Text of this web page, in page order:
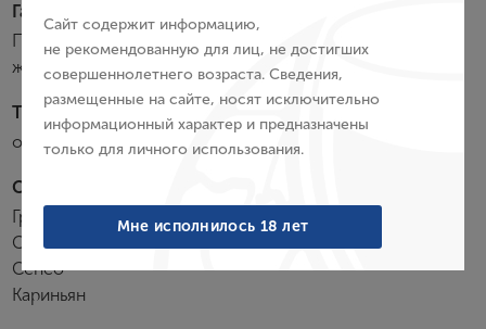
Гастрономия:
Прекрасно сочетается с жареной морской рыбой или
жареными бараньими отбивными с травами.
Температура подачи:
от 10 до 12 °С
Сортовой состав:
Гренаш
Сира
Сенсо
Кариньян
Сайт содержит информацию,
не рекомендованную для лиц, не достигших
совершеннолетнего возраста. Сведения,
размещенные на сайте, носят исключительно
информационный характер и предназначены
только для личного использования.
Мне исполнилось 18 лет
Пароль
Войти